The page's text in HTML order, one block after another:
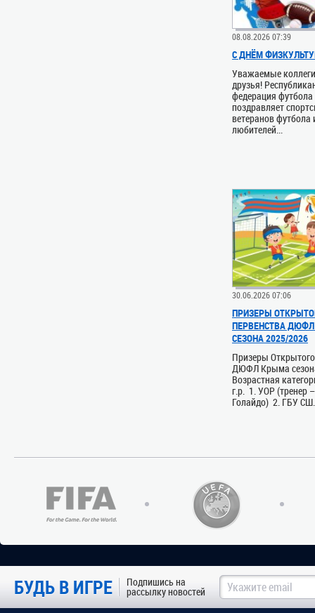
08.08.2026 07:39
С ДНЁМ
Уважаемые
друзья!
федерация
поздравляет
ветеранов футбола
любителей...
30.06.2026 07:06
ПРИЗЕРЫ
ПЕРВЕНСТВА
СЕЗОНА 2025/2026
Призеры
ДЮФЛ Крыма
Возрастная
г.р. 1. УОР (тренер
Голайдо) 2. ГБУ
БУДЬ В ИГРЕ Подпишись на
рассылку новостей